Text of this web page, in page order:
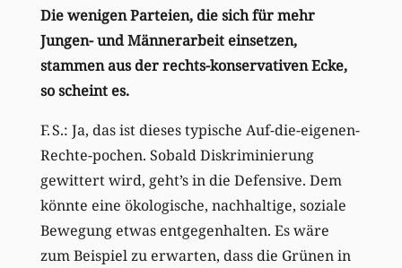
Die wenigen Parteien, die sich für mehr
Jungen- und Männerarbeit einsetzen,
stammen aus der rechts-konservativen Ecke,
so scheint es.
F. S.: Ja, das ist dieses typische Auf-die-eigenen-
Rechte-pochen. Sobald Diskriminierung
gewittert wird, geht’s in die Defensive. Dem
könnte eine ökologische, nachhaltige, soziale
Bewegung etwas entgegenhalten. Es wäre
zum Beispiel zu erwarten, dass die Grünen in